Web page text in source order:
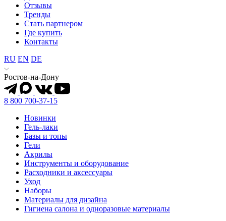
Отзывы
Тренды
Стать партнером
Где купить
Контакты
RU EN DE
Ростов-на-Дону
8 800 700-37-15
Новинки
Гель-лаки
Базы и топы
Гели
Акрилы
Инструменты и оборудование
Расходники и аксессуары
Уход
Наборы
Материалы для дизайна
Гигиена салона и одноразовые материалы